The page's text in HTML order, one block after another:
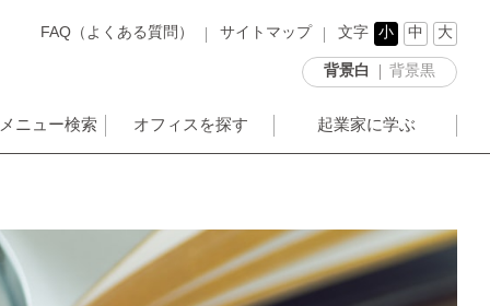
FAQ（よくある質問） サイトマップ 文字 小 中 大
背景白 背景黒
ニュー検索 オフィスを探す 起業家に学ぶ